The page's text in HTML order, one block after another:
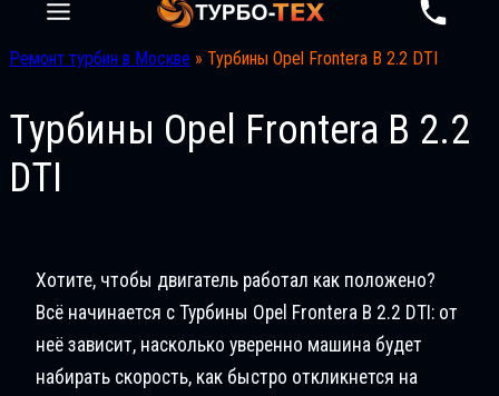
Ремонт турбин в Москве » Турбины Opel Frontera B 2.2 DTI
Турбины Opel Frontera B 2.2
DTI
Хотите, чтобы двигатель работал как положено?
Всё начинается с Турбины Opel Frontera B 2.2 DTI: от
неё зависит, насколько уверенно машина будет
набирать скорость, как быстро откликнется на